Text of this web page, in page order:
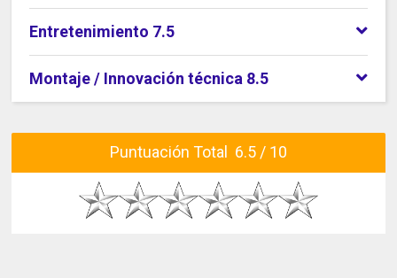
Entretenimiento 7.5
Montaje / Innovación técnica 8.5
Puntuación Total 6.5 / 10